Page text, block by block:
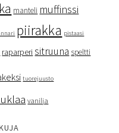
manteli muffinssi
piirakka pistaasi
raparperi sitruuna speltti
tuorejuusto
vanilja